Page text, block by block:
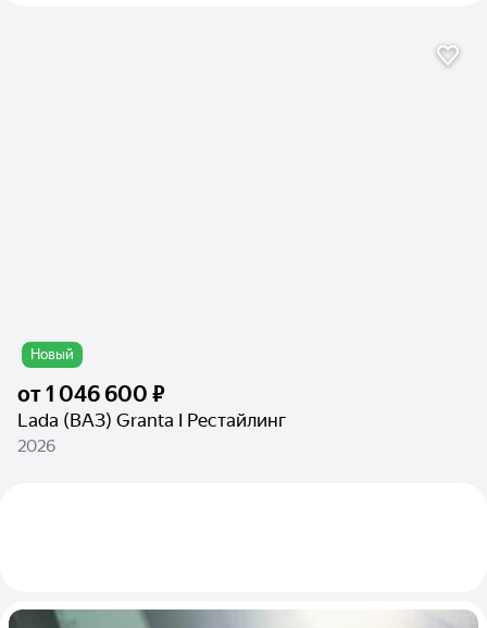
Новый
от1 046 600 ₽
Lada (ВАЗ) Granta I Рестайлинг
2026